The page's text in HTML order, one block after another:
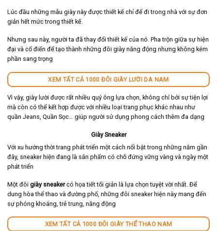
Lúc đầu những mẫu giày này được thiết kế chỉ để đi trong nhà với sự đơn
giản hết mức trong thiết kế.
Nhưng sau này, người ta đã thay đổi thiết kế của nó. Pha trộn giữa sự hiện
đại và cổ điển để tạo thành những đôi giày năng động nhưng không kém
phần sang trọng
XEM TẤT CẢ 1000 ĐÔI GIÀY LƯỜI DA NAM
Vì vậy, giày lười được rất nhiều quý ông lựa chọn, không chỉ bởi sự tiện lợi
mà còn có thể kết hợp được với nhiều loại trang phục khác nhau như
quần Jeans, Quần Sọc… giúp người sử dụng phong cách thêm đa dạng
Giày Sneaker
Với xu hướng thời trang phát triển một cách nổi bật trong những năm gần
đây, sneaker hiện đang là sản phẩm có chỗ đứng vững vàng và ngày một
phát triển
Một đôi giày sneakercó họa tiết tối giản là lựa chọn tuyệt vời nhất. Để
dung hòa thể thao và đường phố, những đôi sneaker hiện này mang đến
sự phóng khoáng, trẻ trung, năng động
XEM TẤT CẢ 1000 ĐÔI GIÀY THỂ THAO NAM